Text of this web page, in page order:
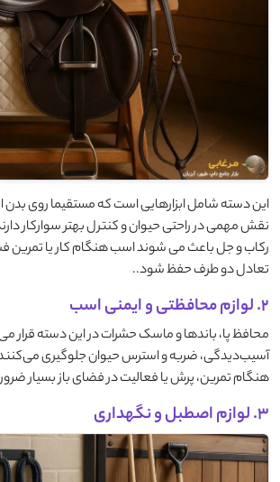
این دسته شامل ابزارهایی است که مستقیما روی بدن
نقش مهمی در راحتی حیوان و کنترل بهتر سوارکار
رکاب و جل باعث می‌ شوند اسب هنگام کار یا تمرین
تعادل دو طرف حفظ شود..
2. لوازم محافظتی و ایمنی اسب
محافظ پا، باندها و ماسک حشرات در این دسته قرار می
آسیب‌دیدگی، ضربه و استرس حیوان جلوگیری می‌کنند.
هنگام تمرین، پرش یا فعالیت در فضای باز بسیار
3. لوازم اصطبل و نگهداری